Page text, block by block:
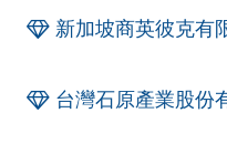
新加坡商英彼克有
台灣石原產業股份